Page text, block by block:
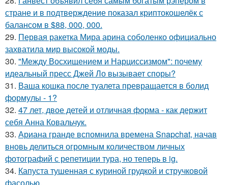
стране и в подтверждение показал криптокошелёк с
балансом в $88, 000, 000.
29. Первая ракетка Мира арина соболенко официально
захватила мир высокой моды.
30. "Между Восхищением и Нарциссизмом": почему
идеальный пресс Джей Ло вызывает споры?
31. Ваша кошка после туалета превращается в болид
формулы - 1?
32. 47 лет, двое детей и отличная форма - как держит
себя Анна Ковальчук.
33. Ариана гранде вспомнила времена Snapchat, начав
вновь делиться огромным количеством личных
фотографий с репетиции тура, но теперь в ig.
34. Капуста тушенная с куриной грудкой и стручковой